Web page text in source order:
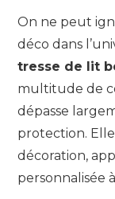
On ne peut
déco dans
tresse de lit
multitude de
dépasse
protection.
décoration,
personnalisée